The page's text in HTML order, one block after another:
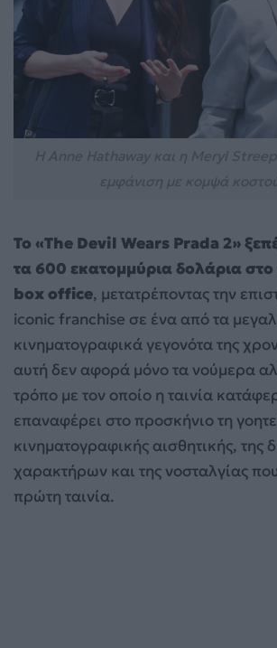
Το «The Devil Wears Prada 2»
τα 600 εκατομμύρια δολάρια
box office, μετατρέποντας την
iconic franchise σε ένα από τα
κινηματογραφικά γεγονότα της
αυτή δεν αφορά μόνο τα νούμερα
τρόπο με τον οποίο η ταινία
επαναφέρει στο προσκήνιο τη
κινηματογραφικής αισθητικής, της
χαρακτήρων και της νοσταλγίας
πρώτη ταινία.